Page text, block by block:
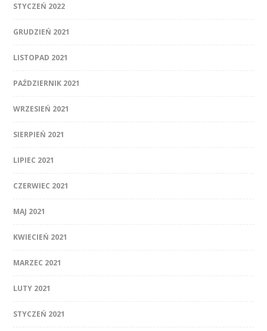
STYCZEŃ 2022
GRUDZIEŃ 2021
LISTOPAD 2021
PAŹDZIERNIK 2021
WRZESIEŃ 2021
SIERPIEŃ 2021
LIPIEC 2021
CZERWIEC 2021
MAJ 2021
KWIECIEŃ 2021
MARZEC 2021
LUTY 2021
STYCZEŃ 2021